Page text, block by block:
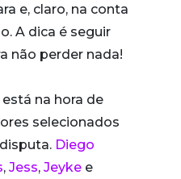
e, claro, na conta
A dica é seguir
não perder nada!
na hora de
selecionados
Diego
, Jess, Jeyke e